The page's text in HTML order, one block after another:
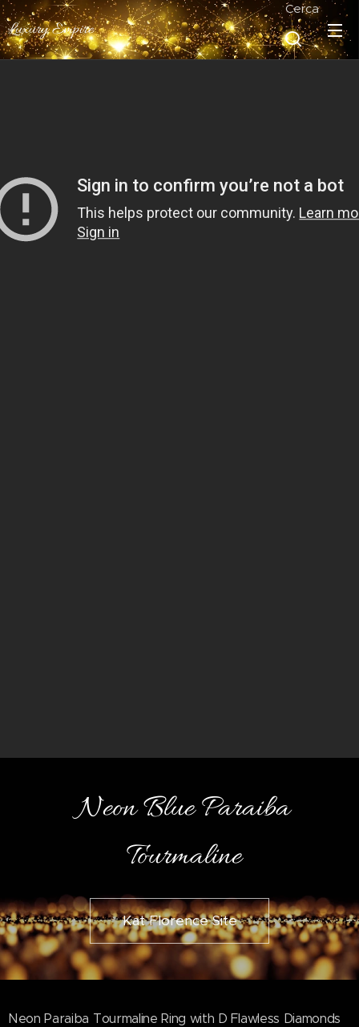
Luxury Empire
Cerca
Neon Blue Paraiba
Tourmaline
Kat Florence Site
Neon Paraiba Tourmaline Ring with D Flawless Diamonds